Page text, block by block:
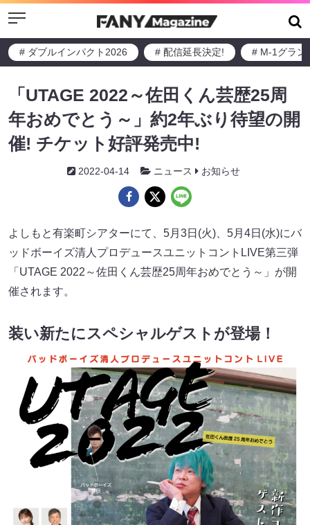
Menu
# ダブルインパクト2026 # 配信延長決定! # M-1グラン
「UTAGE 2022～佐田くん芸歴25周
年おめでとう～」約2年ぶり待望の開
催! チケット好評発売中!
2022-04-14 ニュース お知らせ
よしもと有楽町シアターにて、5月3日(火)、5月4日(水)にバ
ッドボーイズ清人プロデュースユニットコントLIVE第三弾
「UTAGE 2022～佐田くん芸歴25周年おめでとう～」が開
催されます。
装い新たにスペシャルゲストが登場！